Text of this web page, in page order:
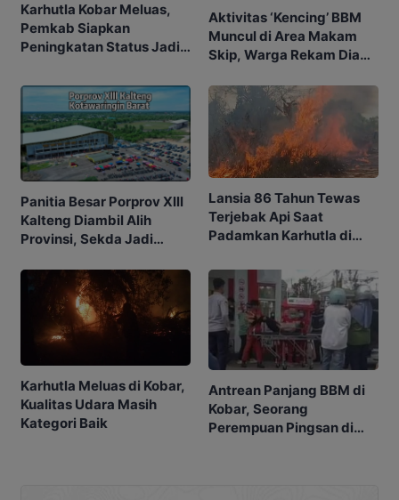
Karhutla Kobar Meluas,
Pemkab Siapkan
Peningkatan Status Jadi
Aktivitas ‘Kencing’ BBM
Muncul di Area Makam
Skip, Warga Rekam Diam-
Panitia Besar Porprov Xlll
Kalteng Diambil Alih
Provinsi, Sekda Jadi
Lansia 86 Tahun Tewas
Terjebak Api Saat
Padamkan Karhutla di
Karhutla Meluas di Kobar,
Kualitas Udara Masih
Kategori Baik
Antrean Panjang BBM di
Kobar, Seorang
Perempuan Pingsan di